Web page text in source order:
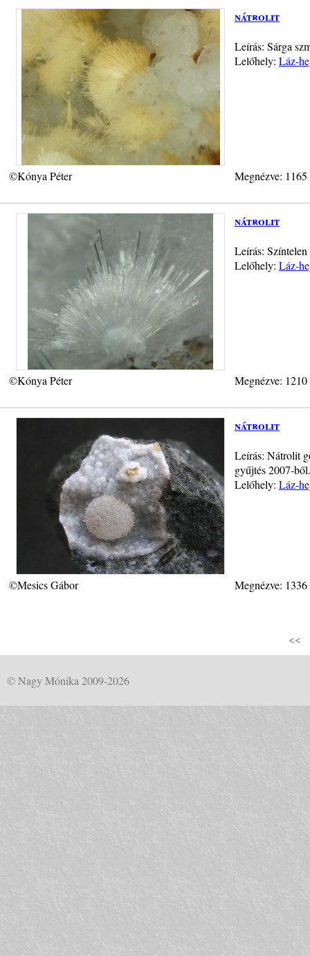
nátrolit
Leírás: Sárga
Lelőhely: Láz-
©Kónya Péter Megnézve:
nátrolit
Leírás:
Lelőhely: Láz-
©Kónya Péter Megnézve:
nátrolit
Leírás: Nátrolit
gyűjtés 2007-ből.
Lelőhely: Láz-
©Mesics Gábor Megnézve:
<<
© Nagy Mónika 2009-2026